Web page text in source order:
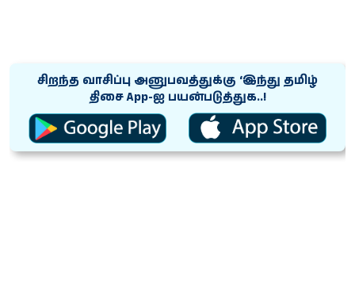
சிறந்த வாசிப்பு அனுபவத்துக்கு ‘இந்து தமிழ்
திசை App-ஐ பயன்படுத்துக..!